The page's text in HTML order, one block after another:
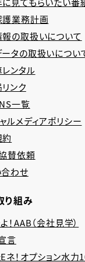
護業務計画
の取扱いについて
タの取扱いについ
ンタル
ンク
一覧
ルメディアポリシー
賛依頼
わせ
り組み
！AAB（会社見学）
言
ネ！オプション水力